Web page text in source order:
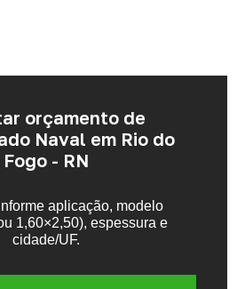
orçamento de
Naval em Rio do
Fogo - RN
aplicação, modelo
1,60×2,50), espessura e
cidade/UF.